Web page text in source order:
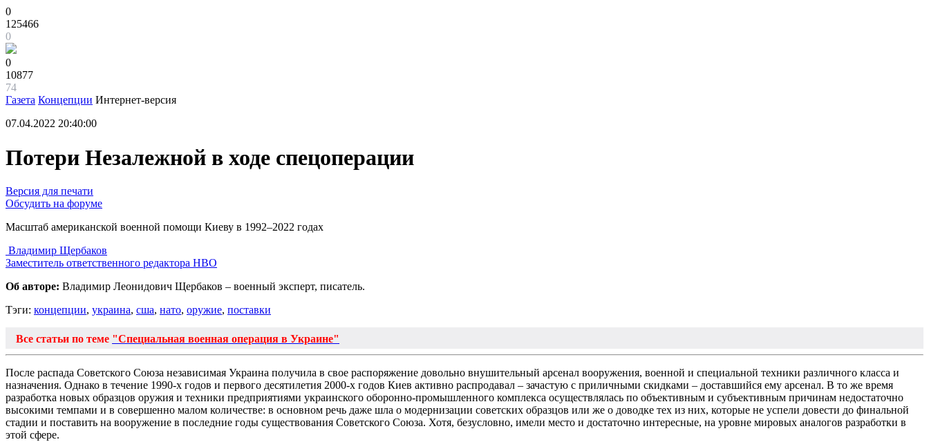
0
125466
0
0
10877
74
Газета Концепции Интернет-версия
07.04.2022 20:40:00
Потери Незалежной в ходе спецоперации
Версия для печати
Обсудить на форуме
Масштаб американской военной помощи Киеву в 1992–2022 годах
Владимир Щербаков
Заместитель ответственного редактора НВО
Об авторе: Владимир Леонидович Щербаков – военный эксперт, писатель.
Тэги: концепции, украина, сша, нато, оружие, поставки
Все статьи по теме "Специальная военная операция в Украине"
После распада Советского Союза независимая Украина получила в свое распоряжение довольно внушительный арсенал вооружения, военной и специальной техники различного класса и
назначения. Однако в течение 1990-х годов и первого десятилетия 2000-х годов Киев активно распродавал – зачастую с приличными скидками – доставшийся ему арсенал. В то же время
разработка новых образцов оружия и техники предприятиями украинского оборонно-промышленного комплекса осуществлялась по объективным и субъективным причинам недостаточно
высокими темпами и в совершенно малом количестве: в основном речь даже шла о модернизации советских образцов или же о доводке тех из них, которые не успели довести до финальной
стадии и поставить на вооружение в последние годы существования Советского Союза. Хотя, безусловно, имели место и достаточно интересные, на уровне мировых аналогов разработки в
этой сфере.